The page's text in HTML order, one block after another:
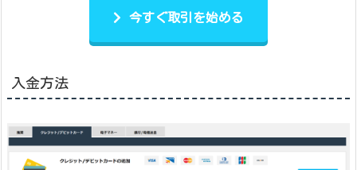
今すぐ取引を始める
入金方法